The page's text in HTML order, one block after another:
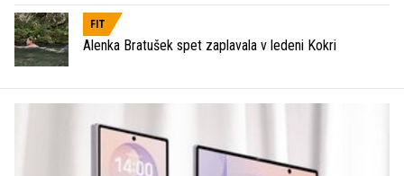
FIT
Alenka Bratušek spet zaplavala v ledeni Kokri